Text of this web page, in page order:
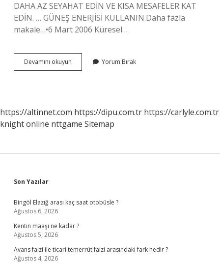
DAHA AZ SEYAHAT EDİN VE KISA MESAFELER KAT
EDİN. … GÜNEŞ ENERJİSİ KULLANIN.Daha fazla
makale…•6 Mart 2006 Küresel…
Devamını okuyun
Iklim
Yorum Bırak
https://altinnet.com https://dipu.com.tr https://carlyle.com.tr
knight online nttgame Sitemap
Sidebar
Son Yazılar
Bingöl Elazığ arası kaç saat otobüsle ?
Ağustos 6, 2026
Kentin maaşı ne kadar ?
Ağustos 5, 2026
Avans faizi ile ticari temerrüt faizi arasındaki fark nedir ?
Ağustos 4, 2026